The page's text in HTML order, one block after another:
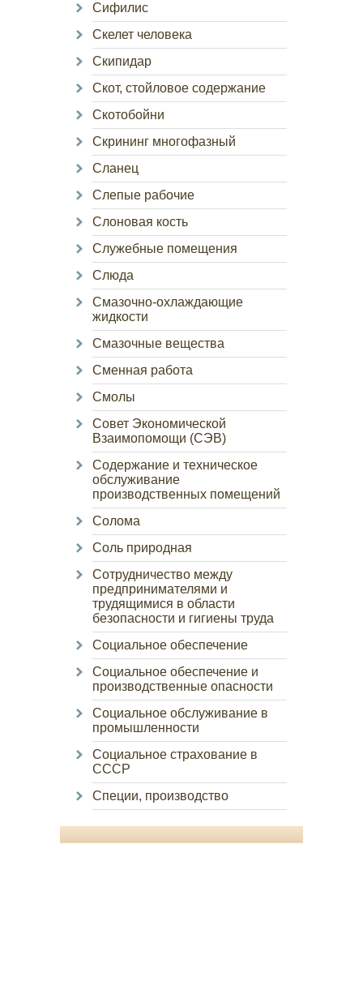
Сифилис
Скелет человека
Скипидар
Скот, стойловое содержание
Скотобойни
Скрининг многофазный
Сланец
Слепые рабочие
Слоновая кость
Служебные помещения
Слюда
Смазочно-охлаждающие
жидкости
Смазочные вещества
Сменная работа
Смолы
Совет Экономической
Взаимопомощи (СЭВ)
Содержание и техническое
обслуживание
производственных помещений
Солома
Соль природная
Сотрудничество между
предпринимателями и
трудящимися в области
безопасности и гигиены труда
Социальное обеспечение
Социальное обеспечение и
производственные опасности
Социальное обслуживание в
промышленности
Социальное страхование в
СССР
Специи, производство